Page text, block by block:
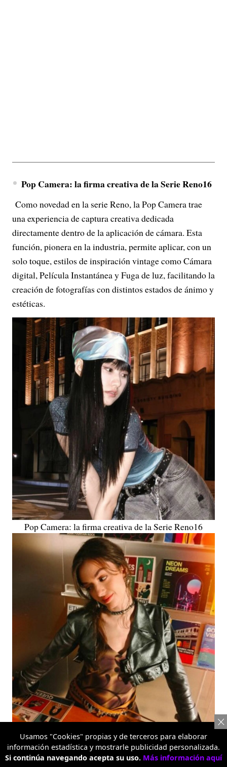
Pop Camera: la firma creativa de la Serie Reno16
Como novedad en la serie Reno, la Pop Camera trae
una experiencia de captura creativa dedicada
directamente dentro de la aplicación de cámara. Esta
función, pionera en la industria, permite aplicar, con un
solo toque, estilos de inspiración vintage como Cámara
digital, Película Instantánea y Fuga de luz, facilitando la
creación de fotografías con distintos estados de ánimo y
estéticas.
Pop Camera: la firma creativa de la Serie Reno16
Serie Reno16
Usamos "Cookies" propias y de terceros para elaborar
información estadística y mostrarle publicidad personalizada.
Si continúa navegando acepta su uso. Más información aquí